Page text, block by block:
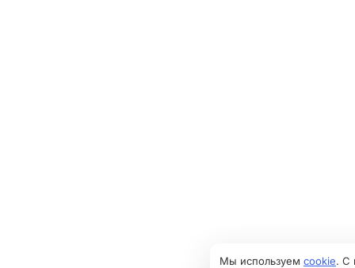
Мы используем cookie. С